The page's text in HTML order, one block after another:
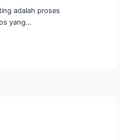
adalah proses
yang…